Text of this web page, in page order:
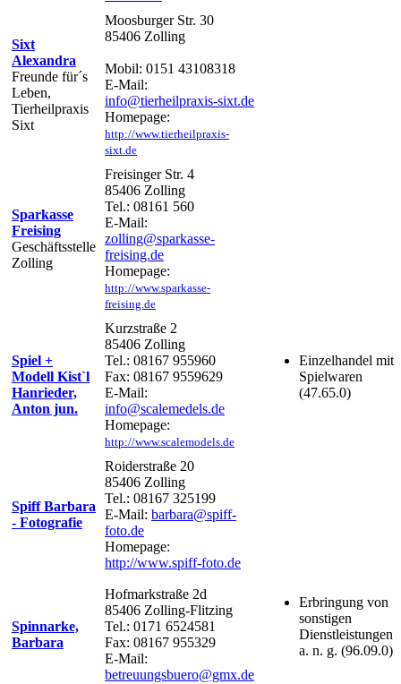
Sixt
Alexandra
Freunde für´s
Leben,
Tierheilpraxis
Sixt
Moosburger Str. 30
85406 Zolling
Mobil: 0151 43108318
E-Mail:
info@tierheilpraxis-sixt.de
Homepage:
http://www.tierheilpraxis-
sixt.de
Sparkasse
Freising
Geschäftsstelle
Zolling
Freisinger Str. 4
85406 Zolling
Tel.: 08161 560
E-Mail:
zolling@sparkasse-
freising.de
Homepage:
http://www.sparkasse-
freising.de
Spiel +
Modell Kist`l
Hanrieder,
Anton jun.
Kurzstraße 2
85406 Zolling
Tel.: 08167 955960
Fax: 08167 9559629
E-Mail:
info@scalemedels.de
Homepage:
http://www.scalemodels.de
Einzelhandel mit
Spielwaren
(47.65.0)
Spiff Barbara
- Fotografie
Roiderstraße 20
85406 Zolling
Tel.: 08167 325199
E-Mail: barbara@spiff-
foto.de
Homepage:
http://www.spiff-foto.de
Spinnarke,
Barbara
Hofmarkstraße 2d
85406 Zolling-Flitzing
Tel.: 0171 6524581
Fax: 08167 955329
E-Mail:
betreuungsbuero@gmx.de
Erbringung von
sonstigen
Dienstleistungen
a. n. g. (96.09.0)